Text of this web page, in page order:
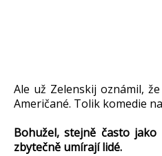
Ale už Zelenskij oznámil,
Američané. Tolik komedie
Bohužel, stejně často
zbytečně umírají lidé.